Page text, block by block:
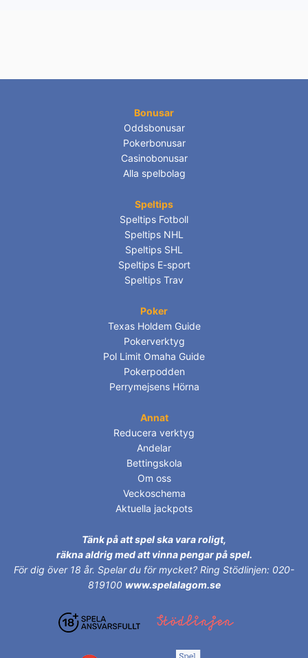
Bonusar
Oddsbonusar
Pokerbonusar
Casinobonusar
Alla spelbolag
Speltips
Speltips Fotboll
Speltips NHL
Speltips SHL
Speltips E-sport
Speltips Trav
Poker
Texas Holdem Guide
Pokerverktyg
Pol Limit Omaha Guide
Pokerpodden
Perrymejsens Hörna
Annat
Reducera verktyg
Andelar
Bettingskola
Om oss
Veckoschema
Aktuella jackpots
Tänk på att spel ska vara roligt,
räkna aldrig med att vinna pengar på spel.
För dig över 18 år. Spelar du för mycket? Ring Stödlinjen: 020-
819100 www.spelalagom.se